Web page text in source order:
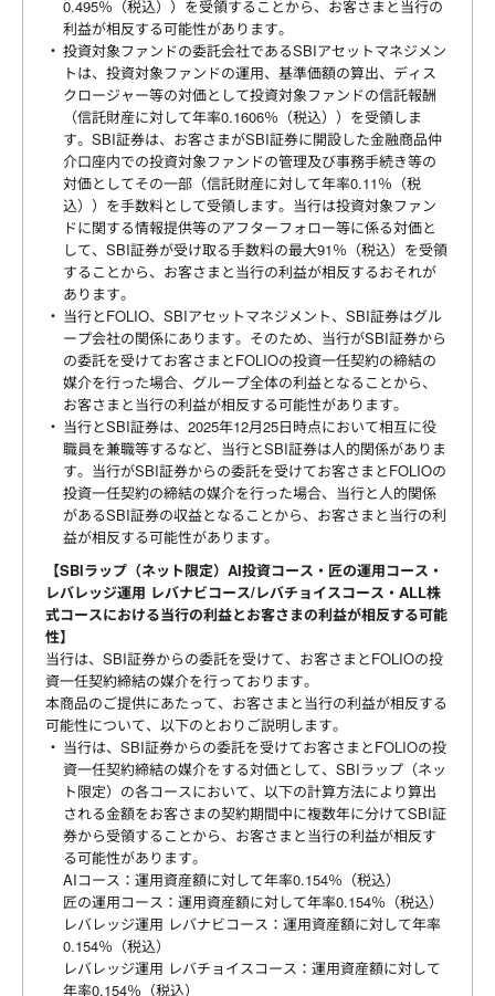
0.495％（税込））を受領することから、お客さまと当行の
利益が相反する可能性があります。
投資対象ファンドの委託会社であるSBIアセットマネジメン
トは、投資対象ファンドの運用、基準価額の算出、ディス
クロージャー等の対価として投資対象ファンドの信託報酬
（信託財産に対して年率0.1606％（税込））を受領しま
す。SBI証券は、お客さまがSBI証券に開設した金融商品仲
介口座内での投資対象ファンドの管理及び事務手続き等の
対価としてその一部（信託財産に対して年率0.11％（税
込））を手数料として受領します。当行は投資対象ファン
ドに関する情報提供等のアフターフォロー等に係る対価と
して、SBI証券が受け取る手数料の最大91％（税込）を受領
することから、お客さまと当行の利益が相反するおそれが
あります。
当行とFOLIO、SBIアセットマネジメント、SBI証券はグル
ープ会社の関係にあります。そのため、当行がSBI証券から
の委託を受けてお客さまとFOLIOの投資一任契約の締結の
媒介を行った場合、グループ全体の利益となることから、
お客さまと当行の利益が相反する可能性があります。
当行とSBI証券は、2025年12月25日時点において相互に役
職員を兼職等するなど、当行とSBI証券は人的関係がありま
す。当行がSBI証券からの委託を受けてお客さまとFOLIOの
投資一任契約の締結の媒介を行った場合、当行と人的関係
があるSBI証券の収益となることから、お客さまと当行の利
益が相反する可能性があります。
【SBIラップ（ネット限定）AI投資コース・匠の運用コース・
レバレッジ運用 レバナビコース/レバチョイスコース・ALL株
式コースにおける当行の利益とお客さまの利益が相反する可能
性】
当行は、SBI証券からの委託を受けて、お客さまとFOLIOの投
資一任契約締結の媒介を行っております。
本商品のご提供にあたって、お客さまと当行の利益が相反する
可能性について、以下のとおりご説明します。
当行は、SBI証券からの委託を受けてお客さまとFOLIOの投
資一任契約締結の媒介をする対価として、SBIラップ（ネッ
ト限定）の各コースにおいて、以下の計算方法により算出
される金額をお客さまの契約期間中に複数年に分けてSBI証
券から受領することから、お客さまと当行の利益が相反す
る可能性があります。
AIコース：運用資産額に対して年率0.154％（税込）
匠の運用コース：運用資産額に対して年率0.154％（税込）
レバレッジ運用 レバナビコース：運用資産額に対して年率
0.154％（税込）
レバレッジ運用 レバチョイスコース：運用資産額に対して
年率0.154％（税込）